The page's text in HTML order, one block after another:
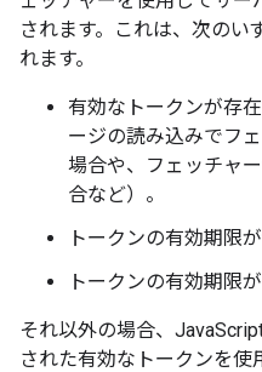
されます。これは、次のい
れます。
有効なトークンが存
ージの読み込みでフ
場合や、フェッチャ
合など）。
トークンの有効期限
トークンの有効期限
それ以外の場合、
された有効なトークンを使